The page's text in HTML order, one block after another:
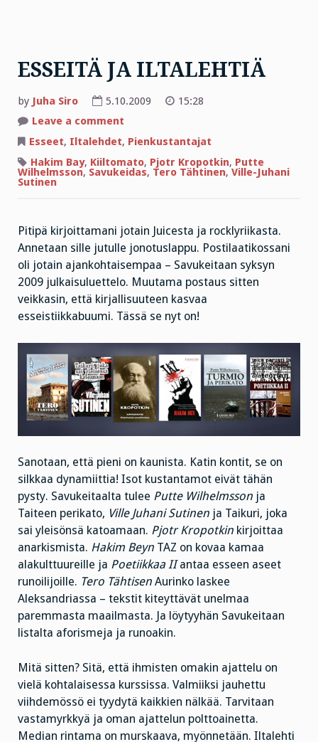
ESSEITÄ JA ILTALEHTIÄ
by Juha Siro 5.10.2009
15:28
Leave a comment
JA
Esseet, Iltalehdet, Pienkustantajat
Hakim Bay, Kiiltomato, Pjotr Kropotkin, Putte
Wilhelmsson, Savukeidas, Tero Tähtinen, Ville-Juhani
Sutinen
Pitipä kirjoittamani jotain Juicesta ja rocklyriikasta.
Annetaan sille jutulle jonotuslappu. Postilaatikossani
oli jotain ajankohtaisempaa – Savukeitaan syksyn
2009 julkaisuluettelo. Muutama postaus sitten
veikkasin, että kirjallisuuteen kasvaa
esseistiikkabuumi. Tässä se nyt on!
Sanotaan, että pieni on kaunista. Katin kontit, se on
silkkaa dynamiittia! Isot kustantamot eivät tähän
pysty. Savukeitaalta tulee Putte Wilhelmsson ja
Taiteen perikato, Ville Juhani Sutinen ja Taikuri, joka
sai yleisönsä katoamaan. Pjotr Kropotkin kirjoittaa
anarkismista. Hakim Beyn TAZ on kovaa kamaa
alakulttuureille ja Poetiikkaa IIantaa esseen aseet
runoilijoille. Tero Tähtisen Aurinko laskee
Aleksandriassa – tekstit kiteyttävät unelmaa
paremmasta maailmasta. Ja löytyyhän Savukeitaan
listalta aforismeja ja runoakin.
Mitä sitten? Sitä, että ihmisten omakin ajattelu on
vielä kohtalaisessa kurssissa. Valmiiksi jauhettu
viihdemössö ei tyydytä kaikkien nälkää. Tarvitaan
vastamyrkkyä ja oman ajattelun polttoainetta.
Median rintama on murskaava, myönnetään. Iltalehti